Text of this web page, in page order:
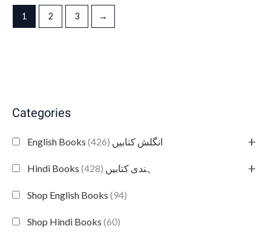
Categories
English Books انگلش کتابیں (426) +
Hindi Books ہندی کتابیں (428) +
Shop English Books (94)
Shop Hindi Books (60)
1 2 3 →